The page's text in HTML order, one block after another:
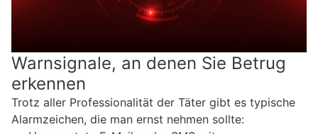
Warnsignale, an denen Sie Betrug
erkennen
Trotz aller Professionalität der Täter gibt es typische
Alarmzeichen, die man ernst nehmen sollte: